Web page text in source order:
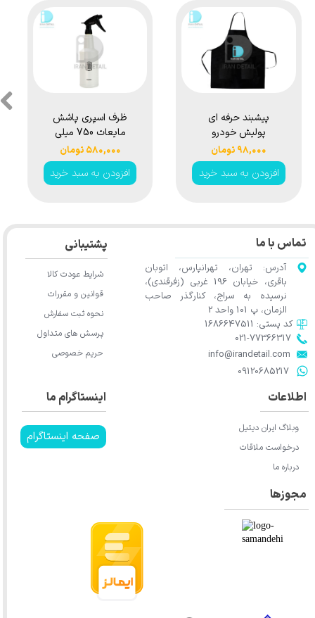
★ ★★★
★★★★
ظرف اسپری
Pressure
افزودن به سبد
Detailer Apron
Black Free Size
افزودن به سبد خرید خرید
تماس با ما
آدرس: تهران، تهرانپارس، اتوبان
باقری، خیابان 196 غربی (زفرقندی)،
نرسیده به سراج، کنارگذر صاحب
الزمان، پ 101 واحد 2
​​​​​​​info@irandetail.com
021-77366317​​​​​​​​​​​​​​​​​​​​​
​​​​​​​09120685217​​​​​​​
کد پستی: 1686647511
اینستاگرام ما
صفحه اینستاگرام
اطلاعات
وبلاگ ایران دیتیل
درخواست ملاقات
درباره ما
پشتیبانی
شرایط عودت کالا
قوانین و مقررات
نحوه ثبت سفارش
پرسش های متداول
حریم خصوصی
مجوزها